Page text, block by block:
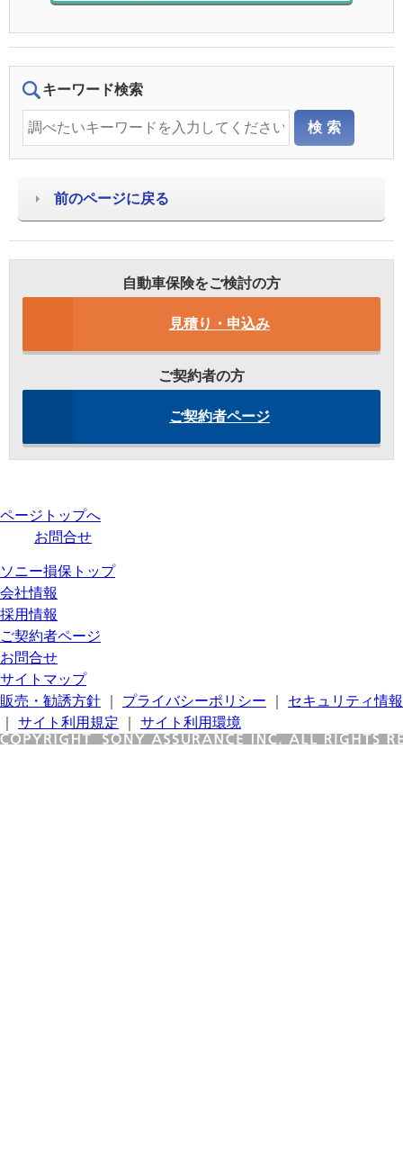
キーワード検索
前のページに戻る
自動車保険をご検討の方
見積り・申込み
ご契約者の方
ご契約者ページ
ページトップへ
お問合せ
ソニー損保トップ
会社情報
採用情報
ご契約者ページ
お問合せ
サイトマップ
販売・勧誘方針
プライバシーポリシー
セキュリティ情報
サイト利用規定 サイト利用環境